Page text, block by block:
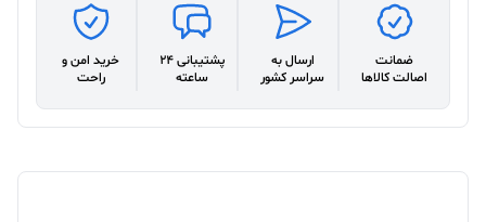
ضمانت
اصالت کالاها
ارسال به
سراسر کشور
پشتیبانی 24
ساعته
خرید امن و
راحت